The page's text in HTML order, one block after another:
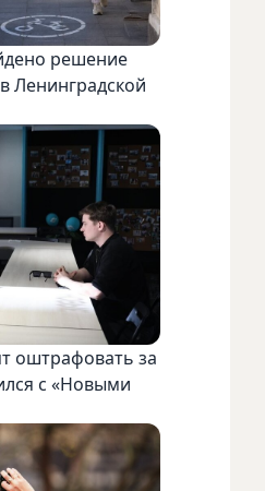
решение
Ленинградской
оштрафовать за
с «Новыми